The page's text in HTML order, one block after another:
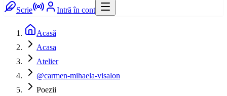
Scrie Intră în cont
Acasă
Acasa
Atelier
@carmen-mihaela-visalon
Poezii